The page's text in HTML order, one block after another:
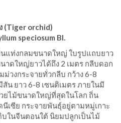
(Tiger orchid)​
speciosum​ Bl.
นแท่งกลมขนาดใหญ่​ ใบรูปแถบยาว​
าดใหญ่ยาวได้ถึง​ 2​ เมตร​ กลีบดอก
วงกระจายทั่วกลีบ​ กว้าง​ 6-8
น​ ยาว​ 6-8​ เซนติเมตร​ ภายในมี
ยไม้ขนาดใหญ่ที่สุดในโลก​ ถิ่น
เซีย​ กระจายพันธุ์อยู่ตามหมู่เกาะ
ในจีนตอนใต้​ นิยมปลูกเป็นไม้